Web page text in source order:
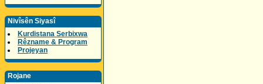
Nivîsên Siyasî
Kurdistana Serbixwa
Rêzname & Program
Projeyan
Rojane